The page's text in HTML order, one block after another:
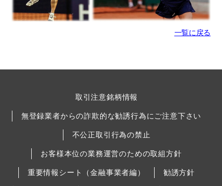
一覧に戻る
取引注意銘柄情報
無登録業者からの詐欺的な勧誘行為にご注意下さい
不公正取引行為の禁止
お客様本位の業務運営のための取組方針
重要情報シート（金融事業者編） 勧誘方針